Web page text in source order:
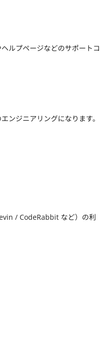
ルプページなどのサポートコ
ンジニアリングになります。
/ CodeRabbit など）の利